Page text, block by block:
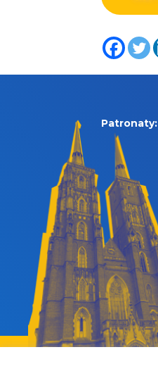
Patronaty: